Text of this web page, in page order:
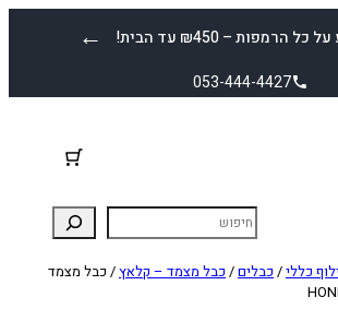
← הרמפות – ₪450 עד הבית!
053-444-4427
כללי/ כבלים/ כבל מצמד – קלאץ/ כבל מצמד